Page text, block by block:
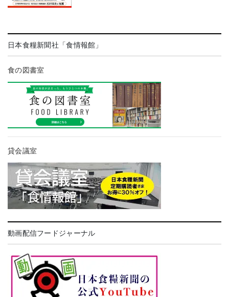
日本食糧新聞社「食情報館」
食の図書室
貸会議室
動画配信フードジャーナル